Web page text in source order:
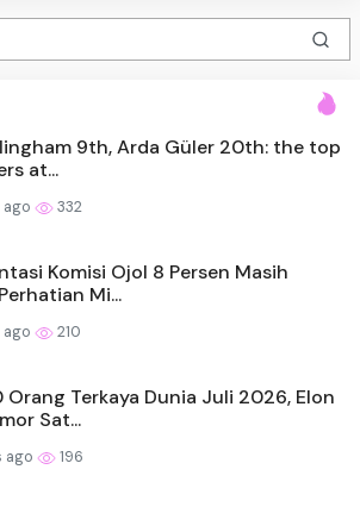
9th, Arda Güler 20th: the top
at...
ago 332
Komisi Ojol 8 Persen Masih
Mi...
ago 210
Orang Terkaya Dunia Juli 2026, Elon
Sat...
ago 196